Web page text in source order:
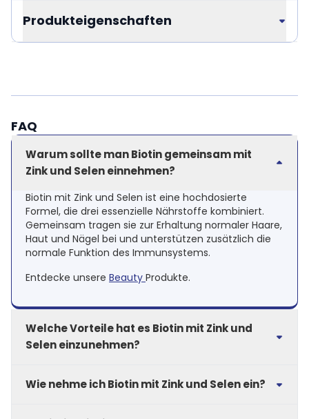
Produkteigenschaften
FAQ
Warum sollte man Biotin gemeinsam mit
Zink und Selen einnehmen?
Biotin mit Zink und Selen ist eine hochdosierte
Formel, die drei essenzielle Nährstoffe kombiniert.
Gemeinsam tragen sie zur Erhaltung normaler Haare,
Haut und Nägel bei und unterstützen zusätzlich die
normale Funktion des Immunsystems.
Entdecke unsere Beauty Produkte.
Welche Vorteile hat es Biotin mit Zink und
Selen einzunehmen?
Haare, Haut und Nägel bei.* Außerdem helfen sie, die
Wie nehme ich Biotin mit Zink und Selen ein?